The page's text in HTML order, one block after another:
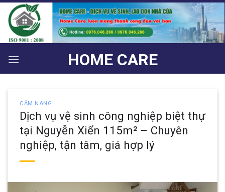
Bỏ
qua
nội
dung
HOME CARE
CẨM NANG
Dịch vụ vệ sinh công nghiệp biệt thự
tại Nguyễn Xiển 115m² – Chuyên
nghiệp, tận tâm, giá hợp lý